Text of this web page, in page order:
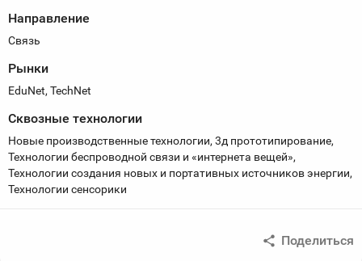
Направление
Связь
Рынки
EduNet, TechNet
Сквозные технологии
Новые производственные технологии, 3д прототипирование,
Технологии беспроводной связи и «интернета вещей»,
Технологии создания новых и портативных источников энергии,
Технологии сенсорики
Поделиться